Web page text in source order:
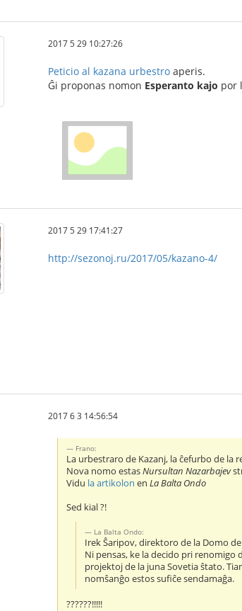
2017 5 29 10:27:26
Peticio al kazana urbestro aperis.
Ĝi proponas nomon Esperanto kajo por
2017 5 29 17:41:27
http://sezonoj.ru/2017/05/kazano-4/
2017 6 3 14:56:54
Frano:
La urbestraro de Kazanj, la ĉefurbo de
Nova nomo estasNursultan Nazarbajev
Vidu la artikolon enLa Balta Ondo
Sed kial ?!
La Balta Ondo:
Irek Ŝaripov, direktoro de la Domo
Ni pensas, ke la decido pri renomigo
projektoj de la juna Sovetia ŝtato.
nomŝanĝo estos sufiĉe sendamaĝa.
??????!!!!!